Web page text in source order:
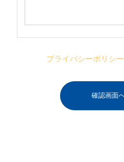
プライバシーポリシー